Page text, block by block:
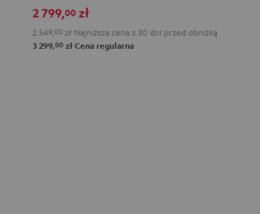
Set" Set"
2 799,00 zł
2 549, 00 zł Najniższa cena z 30 dni przed obniżką
3 299,00 zł Cena regularna